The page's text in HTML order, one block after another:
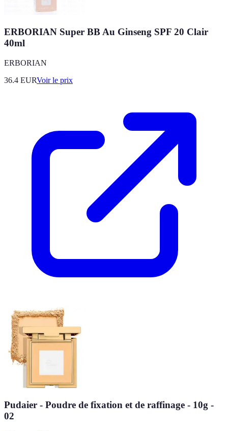
ERBORIAN Super BB Au Ginseng SPF 20 Clair
40ml
ERBORIAN
36.4 EURVoir le prix
Pudaier - Poudre de fixation et de raffinage - 10g -
02